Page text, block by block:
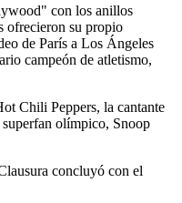
con los anillos
ofrecieron su propio
de París a Los Ángeles
campeón de atletismo,
Chili Peppers, la cantante
olímpico, Snoop
concluyó con el